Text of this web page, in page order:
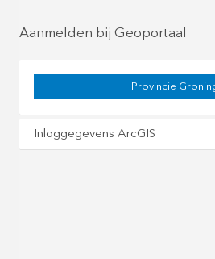
Aanmelden bij Geoportaal
Provincie
Inloggegevens ArcGIS